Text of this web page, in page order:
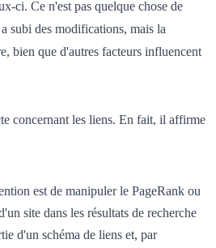
ci. Ce n'est pas quelque chose de
subi des modifications, mais la
bien que d'autres facteurs influencent
concernant les liens. En fait, il affirme
est de manipuler le PageRank ou
site dans les résultats de recherche
d'un schéma de liens et, par